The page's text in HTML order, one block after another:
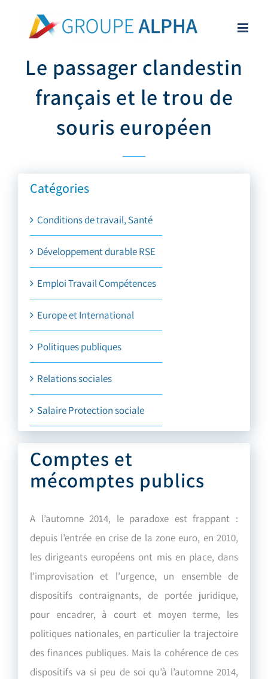
Le passager clandestin
français et le trou de
souris européen
Catégories
Conditions de travail, Santé
Développement durable RSE
Emploi Travail Compétences
Europe et International
Politiques publiques
Relations sociales
Salaire Protection sociale
Comptes et
mécomptes publics
A l’automne 2014, le paradoxe est frappant :
depuis l’entrée en crise de la zone euro, en 2010,
les dirigeants européens ont mis en place, dans
l’improvisation et l’urgence, un ensemble de
dispositifs contraignants, de portée juridique,
pour encadrer, à court et moyen terme, les
politiques nationales, en particulier la trajectoire
des finances publiques. Mais la cohérence de ces
dispositifs va si peu de soi qu’à l’automne 2014,